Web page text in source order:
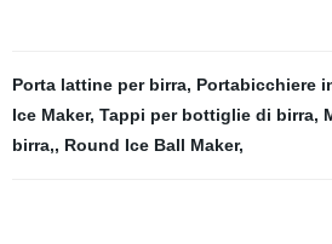
Porta lattine per birra, Portabicchiere
Ice Maker, Tappi per bottiglie di birra,
birra,, Round Ice Ball Maker,